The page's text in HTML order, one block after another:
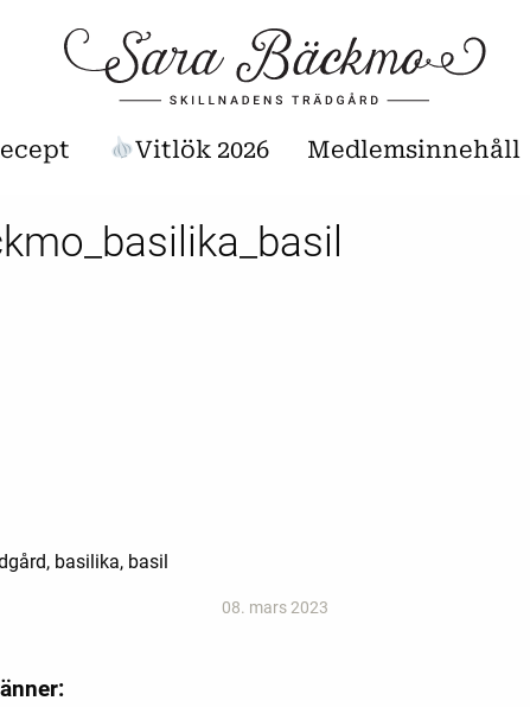
Vitlök 2026 Medlemsinnehåll
basilika, basil
08. mars 2023